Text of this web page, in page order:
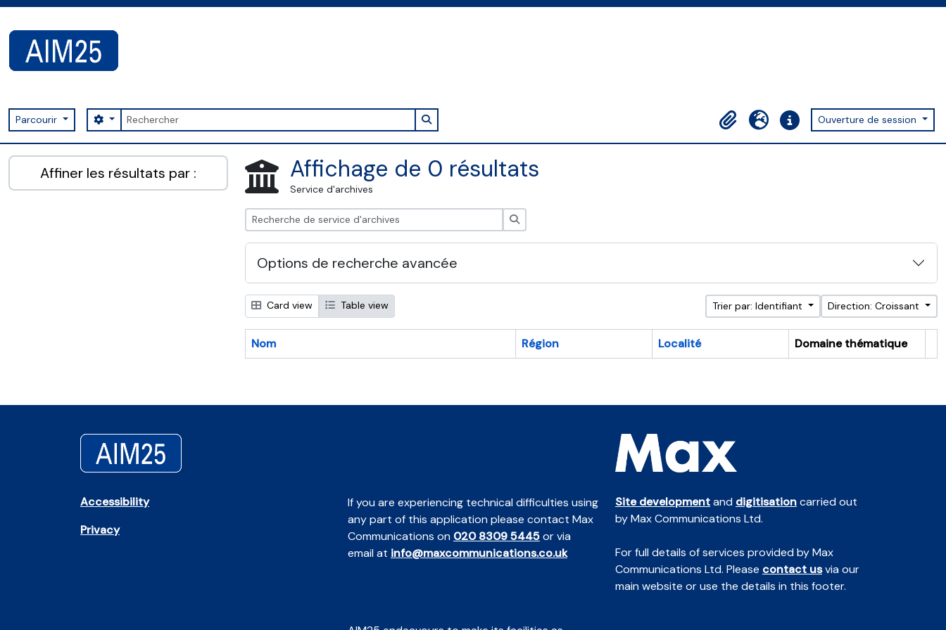
Parcourir Rechercher
Search options Search in browse page
Presse-papier
LangueLiens rapidesOuverture de session
AIM25 - AtoM 2.8.2
Affiner les résultats par : Affichage de 0 résultats
Service d'archives
Options de recherche avancée
Card view Table view Trier par: Identifiant Direction: Croissant
Nom Région Localité
Domaine thématique
Accessibility
Privacy
If you are experiencing technical difficulties using
any part of this application please contact Max
Communications on 020 8309 5445or via
email at info@maxcommunications.co.uk
Site developmentand digitisationcarried out
by Max Communications Ltd.
For full details of services provided by Max
Communications Ltd. Please contact usvia our
main website or use the details in this footer.